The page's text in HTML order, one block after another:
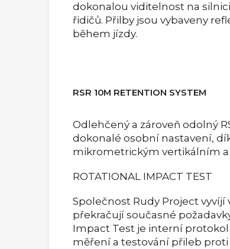
dokonalou viditelnost na
řidičů. Přilby jsou vybaveny
během jízdy.
RSR 10M RETENTION SYSTEM
Odlehčený a zároveň odolný
dokonalé osobní nastavení,
mikrometrickým vertikálním
ROTATIONAL IMPACT TEST
Společnost Rudy Project
překračují současné
Impact Test je interní
měření a testování přileb proti